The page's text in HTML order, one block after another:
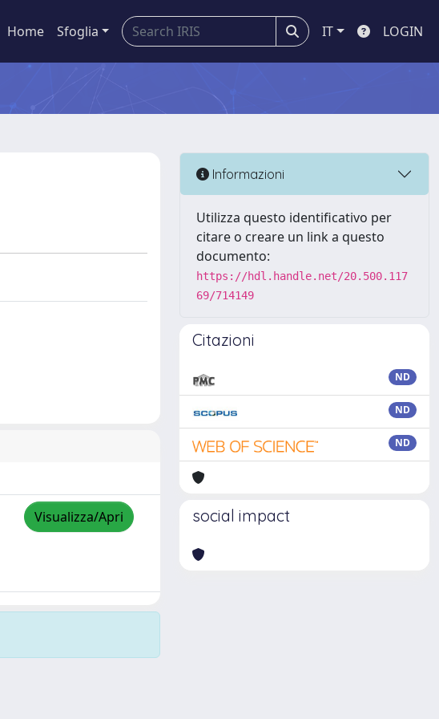
Home Sfoglia IT LOGIN
Visualizza/Apri
Informazioni
Utilizza questo identificativo per
citare o creare un link a questo
documento:
https://hdl.handle.net/20.500.117
69/714149
Citazioni
ND
ND
ND
social impact